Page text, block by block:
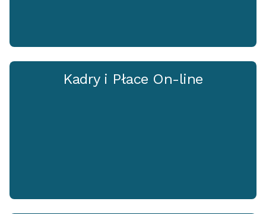
Kadry i Płace On-line